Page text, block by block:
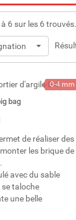
6 sur les 6 trouvés.
0-4 mm
bag
de réaliser des
les brique de
avec du sable
se taloche
une belle